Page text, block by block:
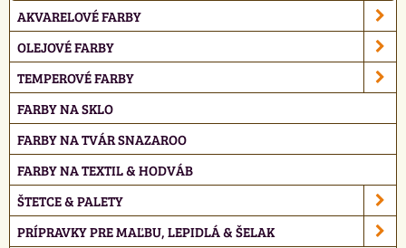
AKVARELOVÉ FARBY
OLEJOVÉ FARBY
TEMPEROVÉ FARBY
FARBY NA SKLO
FARBY NA TVÁR SNAZAROO
FARBY NA TEXTIL & HODVÁB
ŠTETCE & PALETY
PRÍPRAVKY PRE MAĽBU, LEPIDLÁ & ŠELAK